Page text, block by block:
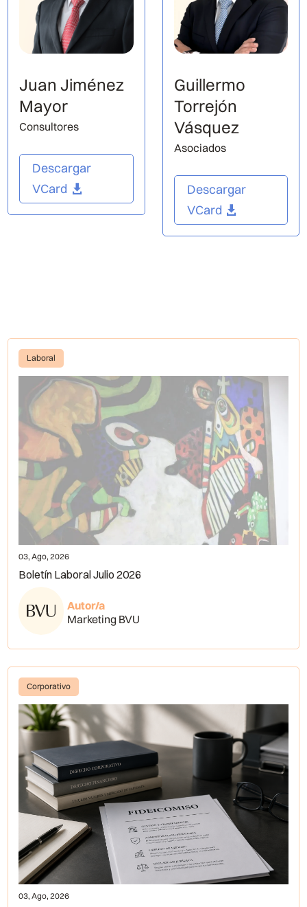
Juan Jiménez
Mayor
Consultores
Descargar
VCard
Guillermo
Torrejón
Vásquez
Asociados
Descargar
VCard
Laboral
03, Ago, 2026
Boletín Laboral Julio 2026
Autor/a
Marketing BVU
Corporativo
03, Ago, 2026